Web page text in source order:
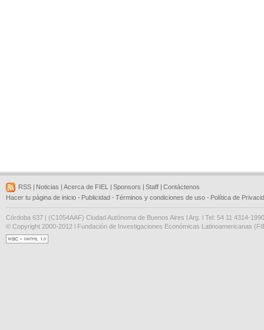
RSS | Noticias | Acerca de FIEL | Sponsors | Staff | Contáctenos
Hacer tu página de inicio - Publicidad - Términos y condiciones de uso - Política de
Córdoba 637 | (C1054AAF) Ciudad Autónoma de Buenos Aires l Arg. l Tel: 54 11 4314-1990
© Copyright 2000-2012 l Fundación de Investigaciones Económicas Latinoamericanas